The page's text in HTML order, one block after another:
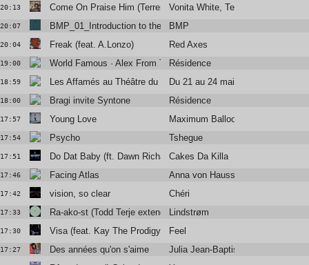
20:13 Come On Praise Him (Terrence Parker Gospel Heritage Mix)
Vonita White, Terrence Parker
20:07 BMP_01_Introduction to the Abyss
BMP
20:04 Freak (feat. A.Lonzo) Red Axes
19:00 World Famous · Alex From TokyoRésidence
18:59 Les Affamés au Théâtre du ChâteletDu 21 au 24 mai
18:00 Bragi invite Syntone Résidence
17:57 Young Love Maximum Balloon / Katrina Ford
17:54 Psycho Tshegue
17:51 Do Dat Baby (ft. Dawn Richard)Cakes Da Killa
17:46 Facing Atlas Anna von Hausswolff
17:42 vision, so clear Chéri
17:33 Ra-ako-st (Todd Terje extended edit)
Lindstrøm
17:30 Visa (feat. Kay The Prodigy) Feel
17:27 Des années qu'on s'aime Julia Jean-Baptiste